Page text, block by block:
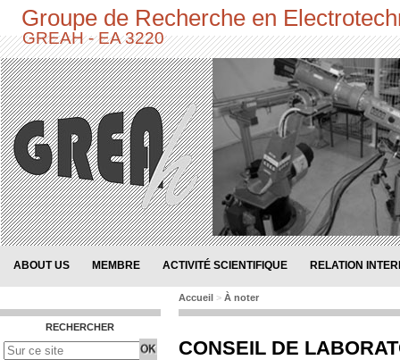
Groupe de Recherche en
GREAH - EA 3220
ABOUT US MEMBRE ACTIVITÉ SCIENTIFIQUE RELATION
RECHERCHER
Accueil > À noter
CONSEIL DE